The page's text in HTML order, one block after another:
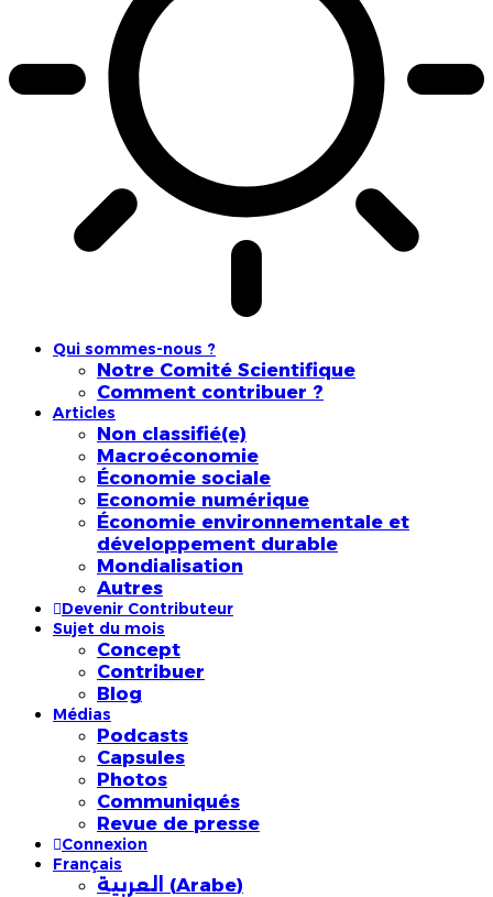
Qui sommes-nous ?
Notre Comité Scientifique
Comment contribuer ?
Articles
Non classifié(e)
Macroéconomie
Économie sociale
Economie numérique
Économie environnementale et
développement durable
Mondialisation
Autres
Devenir Contributeur
Sujet du mois
Concept
Contribuer
Blog
Médias
Podcasts
Capsules
Photos
Communiqués
Revue de presse
Connexion
Français
العربية (Arabe)